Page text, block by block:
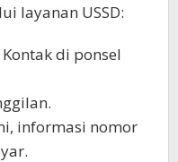
layanan USSD:
di ponsel
informasi nomor